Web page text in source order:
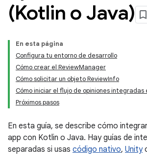
(Kotlin o Java)
En esta página
Configura tu entorno de desarrollo
Cómo crear el ReviewManager
Cómo solicitar un objeto ReviewInfo
Cómo iniciar el flujo de opiniones integradas
Próximos pasos
En esta guía, se describe cómo
app con Kotlin o Java. Hay guías de
separadas si usas código nativo, Unity